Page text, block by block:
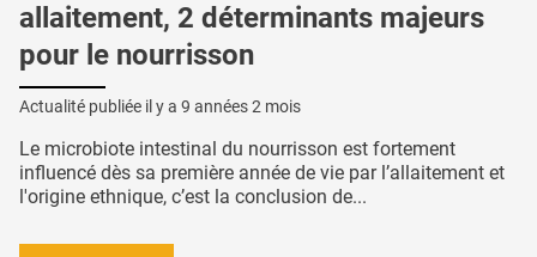
allaitement, 2 déterminants majeurs
pour le nourrisson
Actualité publiée il y a 9 années 2 mois
Le microbiote intestinal du nourrisson est fortement
influencé dès sa première année de vie par l’allaitement et
l'origine ethnique, c’est la conclusion de...